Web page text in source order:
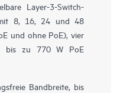
Layer-3-Switch-
mit 8, 16, 24 und 48
und ohne PoE), vier
bis zu 770 W PoE
Bandbreite, bis